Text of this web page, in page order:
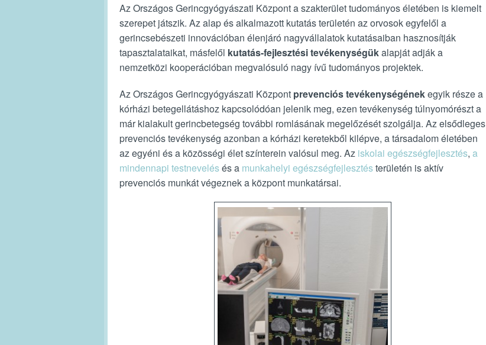
Az Országos Gerincgyógyászati Központ a szakterület tudományos életében is kiemelt
szerepet játszik. Az alap és alkalmazott kutatás területén az orvosok egyfelől a
gerincsebészeti innovációban élenjáró nagyvállalatok kutatásaiban hasznosítják
tapasztalataikat, másfelől kutatás-fejlesztési tevékenységükalapját adják a
nemzetközi kooperációban megvalósuló nagy ívű tudományos projektek.
Az Országos Gerincgyógyászati Központ prevenciós tevékenységénekegyik része a
kórházi betegellátáshoz kapcsolódóan jelenik meg, ezen tevékenység túlnyomórészt a
már kialakult gerincbetegség további romlásának megelőzését szolgálja. Az elsődleges
prevenciós tevékenység azonban a kórházi keretekből kilépve, a társadalom életében
az egyéni és a közösségi élet színterein valósul meg. Az iskolai egészségfejlesztés, a
mindennapi testnevelésés a munkahelyi egészségfejlesztésterületén is aktív
prevenciós munkát végeznek a központ munkatársai.